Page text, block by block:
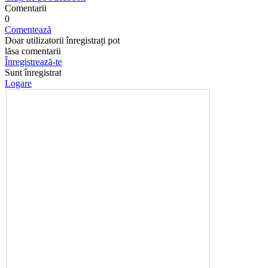
Comentarii
0
Comentează
Doar utilizatorii înregistrați pot
lăsa comentarii
Înregistrează-te
Sunt înregistrat
Logare